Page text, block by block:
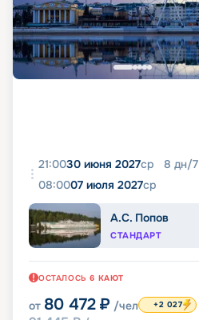
21:0030 июня 2027ср 8 дн/7
08:0007 июля 2027ср
А.С. Попов
СТАНДАРТ
ОСТАЛОСЬ 6 КАЮТ
от 80 472 ₽ /чел +2 027